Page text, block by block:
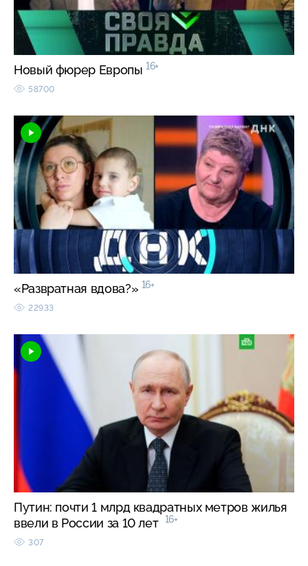
Новый фюрер Европы 16+
58700
«Развратная вдова?» 16+
22933
Путин: почти 1 млрд квадратных метров жилья
ввели в России за 10 лет 16+
307